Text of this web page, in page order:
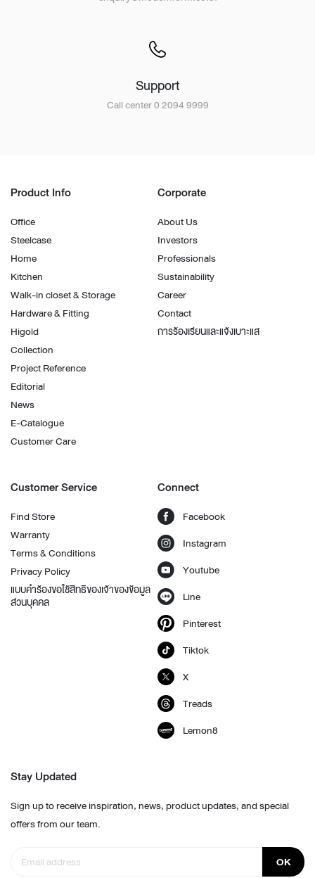
Support
Call center 0 2094 9999
Product Info
Office
Steelcase
Home
Kitchen
Walk-in closet & Storage
Hardware & Fitting
Higold
Collection
Project Reference
Editorial
News
E-Catalogue
Customer Care
Corporate
About Us
Investors
Professionals
Sustainability
Career
Contact
การร้องเรียนและแจ้งเบาะแส
Customer Service
Find Store
Warranty
Terms & Conditions
Privacy Policy
แบบคำร้องขอใช้สิทธิของเจ้าของข้อมูล
ส่วนบุคคล
Connect
Facebook
Instagram
Youtube
Line
Pinterest
Tiktok
X
Treads
Lemon8
Stay Updated
Sign up to receive inspiration, news, product updates, and special
offers from our team.
OK